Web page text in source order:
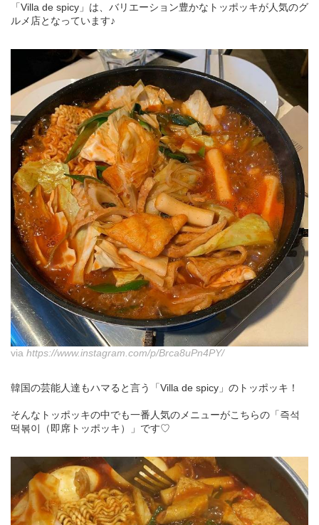
「Villa de spicy」は、バリエーション豊かなトッポッキが人気のグ
ルメ店となっています♪
via https://www.instagram.com/p/Brca8uPn4PY/
韓国の芸能人達もハマると言う「Villa de spicy」のトッポッキ！
そんなトッポッキの中でも一番人気のメニューがこちらの「즉석
떡볶이（即席トッポッキ）」です♡